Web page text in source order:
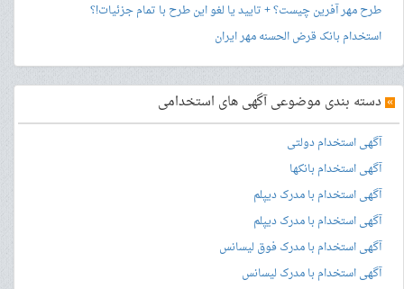
طرح مهر آفرین چیست؟ + تایید یا لغو این طرح با تمام جزئیات!؟
استخدام بانک قرض الحسنه مهر ایران
» دسته بندی موضوعی آگهی های استخدامی
آگهی استخدام دولتی
آگهی استخدام بانکها
آگهی استخدام با مدرک دیپلم
آگهی استخدام با مدرک دیپلم
آگهی استخدام با مدرک فوق لیسانس
آگهی استخدام با مدرک لیسانس